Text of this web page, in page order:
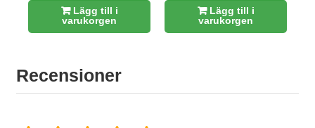
Lägg till i
varukorgen
Lägg till i
varukorgen
Recensioner